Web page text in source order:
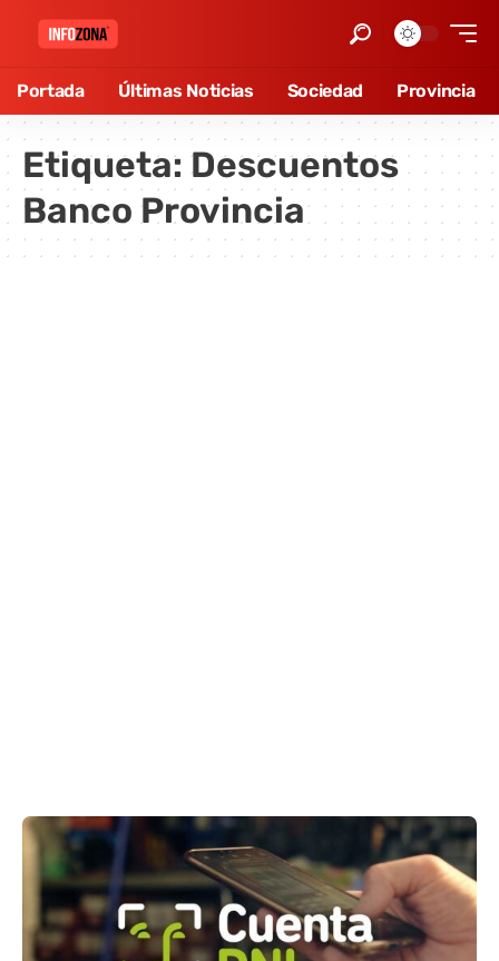
Portada Últimas Noticias Sociedad Provincia
Etiqueta: Descuentos
Banco Provincia